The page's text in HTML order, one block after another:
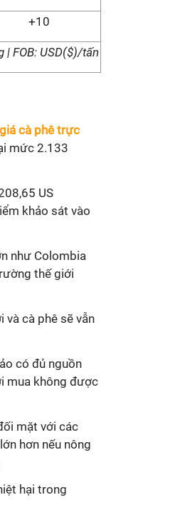
+10
FOB: USD($)/tấn
giá cà phê trực
mức 2.133
US
khảo sát vào
như Colombia
thế giới
và cà phê sẽ vẫn
có đủ nguồn
mua không được
mặt với các
hơn nếu nông
hại trong